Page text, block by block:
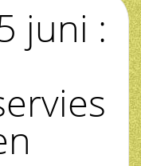
juni :